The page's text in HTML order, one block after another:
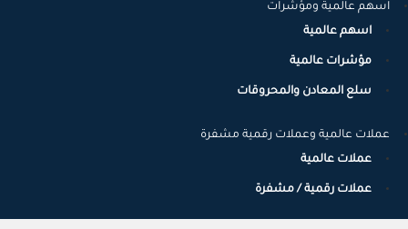
اسهم عالمية ومؤشرات
اسهم عالمية
مؤشرات عالمية
سلع المعادن والمحروقات
عملات عالمية وعملات رقمية مشفرة
عملات عالمية
عملات رقمية / مشفرة